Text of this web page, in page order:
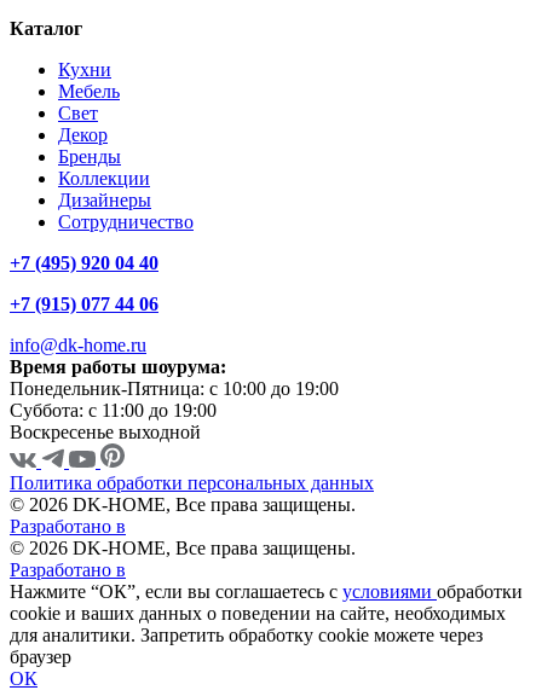
Каталог
Кухни
Мебель
Свет
Декор
Бренды
Коллекции
Дизайнеры
Сотрудничество
+7 (495) 920 04 40
+7 (915) 077 44 06
info@dk-home.ru
Время работы шоурума:
Понедельник-Пятница: c 10:00 до 19:00
Суббота: c 11:00 до 19:00
Воскресенье выходной
Политика обработки персональных данных
© 2026 DK-HOME, Все права защищены.
Разработано в
© 2026 DK-HOME, Все права защищены.
Разработано в
Нажмите “ОК”, если вы соглашаетесь с условиями обработки
cookie и ваших данных о поведении на сайте, необходимых
для аналитики. Запретить обработку cookie можете через
браузер
ОК